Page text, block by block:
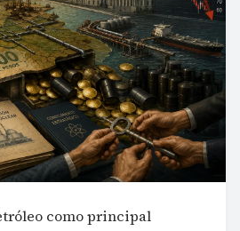
como principal